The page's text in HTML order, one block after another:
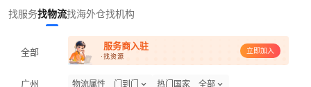
找服务找物流找海外仓找机构
全部
广州
服务商入驻
·找资源
立即加入
物流属性 门到门 热门国家 全部